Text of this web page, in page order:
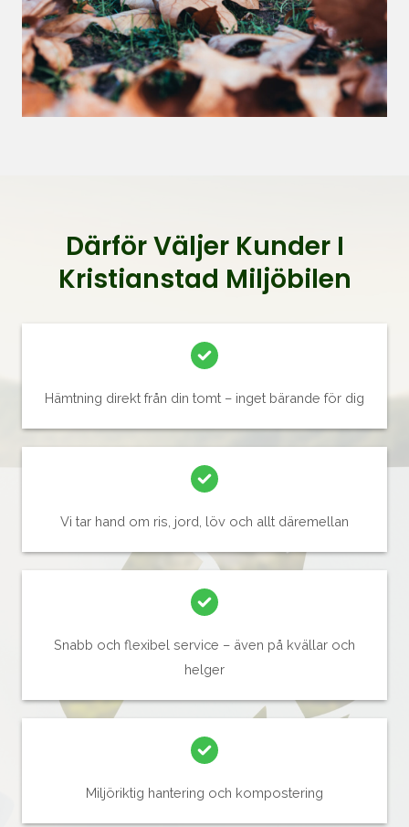
Därför Väljer Kunder I
Kristianstad Miljöbilen
Hämtning direkt från din tomt – inget bärande för dig
Vi tar hand om ris, jord, löv och allt däremellan
Snabb och flexibel service – även på kvällar och
helger
Miljöriktig hantering och kompostering